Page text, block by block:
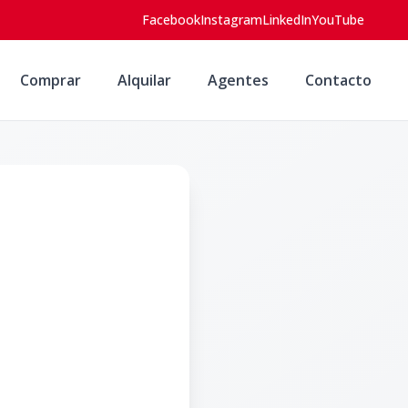
FacebookInstagramLinkedInYouTube
Comprar Alquilar Agentes Contacto